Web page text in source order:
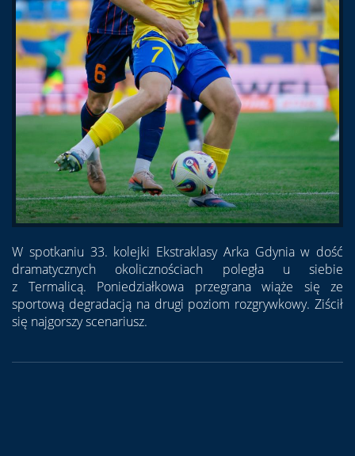
W spotkaniu 33. kolejki Ekstraklasy Arka Gdynia w dość
dramatycznych okolicznościach poległa u siebie
z Termalicą. Poniedziałkowa przegrana wiąże się ze
sportową degradacją na drugi poziom rozgrywkowy. Ziścił
się najgorszy scenariusz.